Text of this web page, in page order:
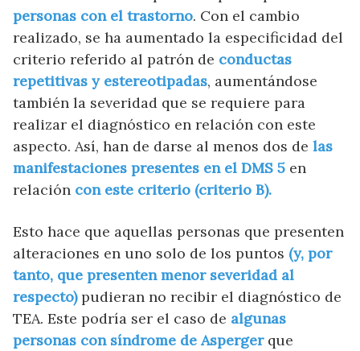
personas con el trastorno. Con el cambio
realizado, se ha aumentado la especificidad del
criterio referido al patrón de conductas
repetitivas y estereotipadas, aumentándose
también la severidad que se requiere para
realizar el diagnóstico en relación con este
aspecto. Así, han de darse al menos dos de las
manifestaciones presentes en el DMS 5 en
relación con este criterio (criterio B).
Esto hace que aquellas personas que presenten
alteraciones en uno solo de los puntos (y, por
tanto, que presenten menor severidad al
respecto)pudieran no recibir el diagnóstico de
TEA. Este podría ser el caso de algunas
personas con síndrome de Aspergerque